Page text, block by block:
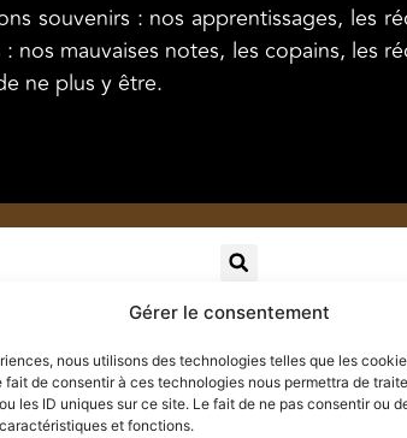
Gérer le consentement
nous utilisons des technologies telles que les
de consentir à ces technologies nous permettra de
les ID uniques sur ce site. Le fait de ne pas consentir ou
et fonctions.
souvenirs : nos apprentissages, les
mauvaises notes, les copains, les
ne plus y être.
Mentions légales